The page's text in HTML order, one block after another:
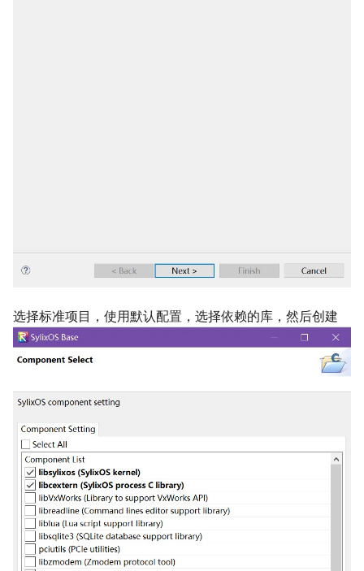
选择标准项目，使用默认配置，选择依赖的库，然后创建